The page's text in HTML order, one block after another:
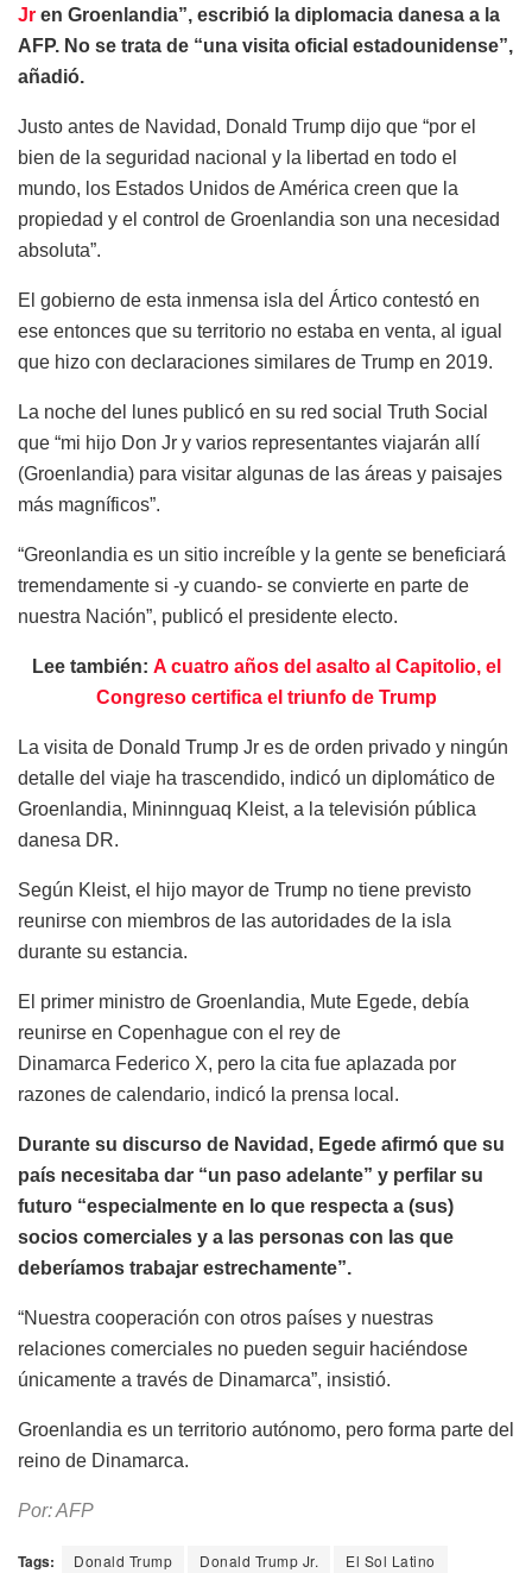
Jr en Groenlandia”, escribió la diplomacia danesa a la
AFP. No se trata de “una visita oficial estadounidense”,
añadió.
Justo antes de Navidad, Donald Trump dijo que “por el
bien de la seguridad nacional y la libertad en todo el
mundo, los Estados Unidos de América creen que la
propiedad y el control de Groenlandia son una necesidad
absoluta”.
El gobierno de esta inmensa isla del Ártico contestó en
ese entonces que su territorio no estaba en venta, al igual
que hizo con declaraciones similares de Trump en 2019.
La noche del lunes publicó en su red social Truth Social
que “mi hijo Don Jr y varios representantes viajarán allí
(Groenlandia) para visitar algunas de las áreas y paisajes
más magníficos”.
“Greonlandia es un sitio increíble y la gente se beneficiará
tremendamente si -y cuando- se convierte en parte de
nuestra Nación”, publicó el presidente electo.
Lee también: A cuatro años del asalto al Capitolio, el
Congreso certifica el triunfo de Trump
La visita de Donald Trump Jr es de orden privado y ningún
detalle del viaje ha trascendido, indicó un diplomático de
Groenlandia, Mininnguaq Kleist, a la televisión pública
danesa DR.
Según Kleist, el hijo mayor de Trump no tiene previsto
reunirse con miembros de las autoridades de la isla
durante su estancia.
El primer ministro de Groenlandia, Mute Egede, debía
reunirse en Copenhague con el rey de
Dinamarca Federico X, pero la cita fue aplazada por
razones de calendario, indicó la prensa local.
Durante su discurso de Navidad, Egede afirmó que su
país necesitaba dar “un paso adelante” y perfilar su
futuro “especialmente en lo que respecta a (sus)
socios comerciales y a las personas con las que
deberíamos trabajar estrechamente”.
“Nuestra cooperación con otros países y nuestras
relaciones comerciales no pueden seguir haciéndose
únicamente a través de Dinamarca”, insistió.
Groenlandia es un territorio autónomo, pero forma parte del
reino de Dinamarca.
Por: AFP
Tags: Donald Trump Donald Trump Jr.
El Sol Latino